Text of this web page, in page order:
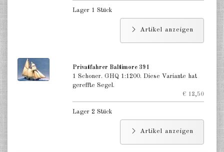
Lager 1 Stück
Artikel anzeigen
Privatfahrer Baltimore 391
1 Schoner. GHQ 1:1200. Diese Variante hat
gereffte Segel.
€ 12,50
Lager 2 Stück
Artikel anzeigen